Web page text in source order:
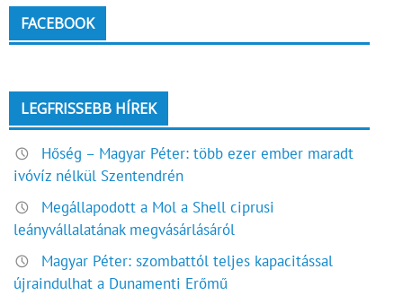
FACEBOOK
LEGFRISSEBB HÍREK
Hőség – Magyar Péter: több ezer ember maradt
ivóvíz nélkül Szentendrén
Megállapodott a Mol a Shell ciprusi
leányvállalatának megvásárlásáról
Magyar Péter: szombattól teljes kapacitással
újraindulhat a Dunamenti Erőmű